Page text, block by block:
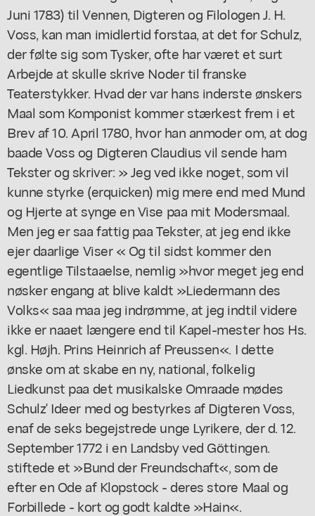
Juni 1783) til Vennen, Digteren og Filologen J. H.
Voss, kan man imidlertid forstaa, at det for Schulz,
der følte sig som Tysker, ofte har været et surt
Arbejde at skulle skrive Noder til franske
Teaterstykker. Hvad der var hans inderste ønskers
Maal som Komponist kommer stærkest frem i et
Brev af 10. April 1780, hvor han anmoder om, at dog
baade Voss og Digteren Claudius vil sende ham
Tekster og skriver: » Jeg ved ikke noget, som vil
kunne styrke (erquicken) mig mere end med Mund
og Hjerte at synge en Vise paa mit Modersmaal.
Men jeg er saa fattig paa Tekster, at jeg end ikke
ejer daarlige Viser « Og til sidst kommer den
egentlige Tilstaaelse, nemlig »hvor meget jeg end
nøsker engang at blive kaldt »Liedermann des
Volks« saa maa jeg indrømme, at jeg indtil videre
ikke er naaet længere end til Kapel-mester hos Hs.
kgl. Højh. Prins Heinrich af Preussen«. I dette
ønske om at skabe en ny, national, folkelig
Liedkunst paa det musikalske Omraade mødes
Schulz' Ideer med og bestyrkes af Digteren Voss,
enaf de seks begejstrede unge Lyrikere, der d. 12.
September 1772 i en Landsby ved Göttingen.
stiftede et »Bund der Freundschaft«, som de
efter en Ode af Klopstock - deres store Maal og
Forbillede - kort og godt kaldte »Hain«.